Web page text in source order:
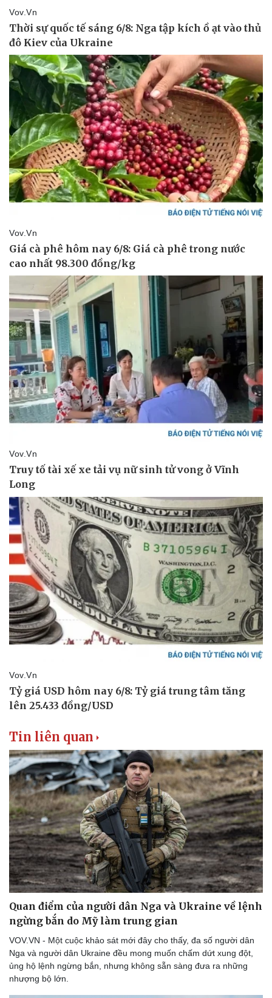
Thể thao
Bóng đá
Thế giới thể thao
eSports
Hậu trường
Ô tô - Xe máy
Ô tô
Xe máy
Tin liên quan
Quan điểm của người dân Nga và Ukraine về lệnh
ngừng bắn do Mỹ làm trung gian
VOV.VN - Một cuộc khảo sát mới đây cho thấy, đa số người dân
Nga và người dân Ukraine đều mong muốn chấm dứt xung đột,
ủng hộ lệnh ngừng bắn, nhưng không sẵn sàng đưa ra những
nhượng bộ lớn.